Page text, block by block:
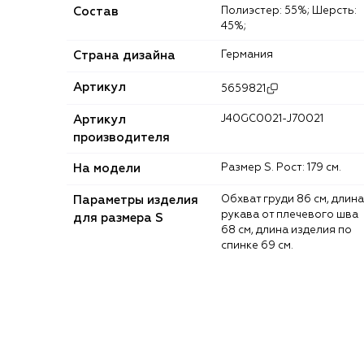
Состав
45%;
Страна дизайна Германия
Артикул 5659821
Артикул
производителя
J40GC0021-J70021
На модели Размер S. Рост: 179 см.
Параметры изделия
для размера S
Обхват груди 86 см, длина
рукава от плечевого шва
68 см, длина изделия по
спинке 69 см.